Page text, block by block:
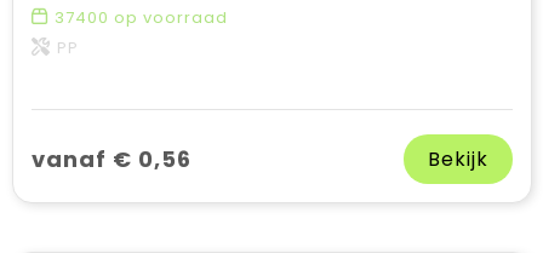
37400 op voorraad
PP
vanaf € 0,56 Bekijk